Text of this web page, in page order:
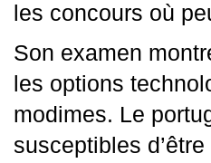
les concours où
Son examen
les options
modimes. Le
susceptibles